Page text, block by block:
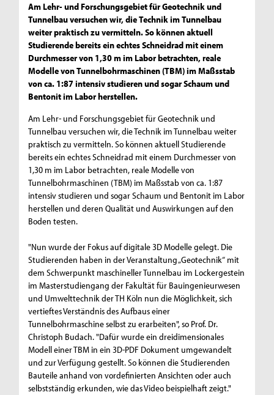
Am Lehr- und Forschungsgebiet für Geotechnik und
Tunnelbau versuchen wir, die Technik im Tunnelbau
weiter praktisch zu vermitteln. So können aktuell
Studierende bereits ein echtes Schneidrad mit einem
Durchmesser von 1,30 m im Labor betrachten, reale
Modelle von Tunnelbohrmaschinen (TBM) im Maßsstab
von ca. 1:87 intensiv studieren und sogar Schaum und
Bentonit im Labor herstellen.
Am Lehr- und Forschungsgebiet für Geotechnik und
Tunnelbau versuchen wir, die Technik im Tunnelbau weiter
praktisch zu vermitteln. So können aktuell Studierende
bereits ein echtes Schneidrad mit einem Durchmesser von
1,30 m im Labor betrachten, reale Modelle von
Tunnelbohrmaschinen (TBM) im Maßsstab von ca. 1:87
intensiv studieren und sogar Schaum und Bentonit im Labor
herstellen und deren Qualität und Auswirkungen auf den
Boden testen.
"Nun wurde der Fokus auf digitale 3D Modelle gelegt. Die
Studierenden haben in der Veranstaltung „Geotechnik“ mit
dem Schwerpunkt maschineller Tunnelbau im Lockergestein
im Masterstudiengang der Fakultät für Bauingenieurwesen
und Umwelttechnik der TH Köln nun die Möglichkeit, sich
vertieftes Verständnis des Aufbaus einer
Tunnelbohrmaschine selbst zu erarbeiten", so Prof. Dr.
Christoph Budach. "Dafür wurde ein dreidimensionales
Modell einer TBM in ein 3D-PDF Dokument umgewandelt
und zur Verfügung gestellt. So können die Studierenden
Bauteile anhand von vordefinierten Ansichten oder auch
selbstständig erkunden, wie das Video beispielhaft zeigt."